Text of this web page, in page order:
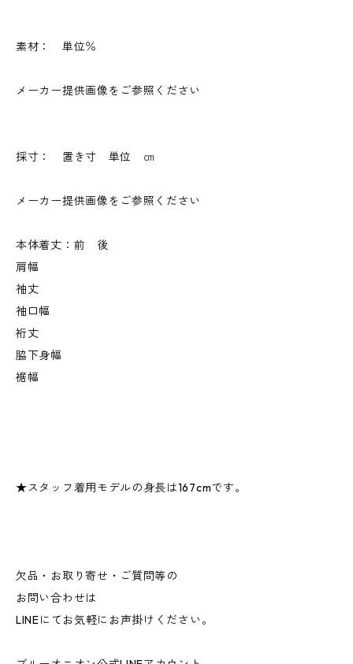
素材： 単位％
メーカー提供画像をご参照ください
採寸： 置き寸 単位 ㎝
メーカー提供画像をご参照ください
本体着丈：前 後
肩幅
袖丈
袖口幅
裄丈
脇下身幅
裾幅
★スタッフ着用モデルの身長は167cmです。
欠品・お取り寄せ・ご質問等の
お問い合わせは
LINEにてお気軽にお声掛けください。